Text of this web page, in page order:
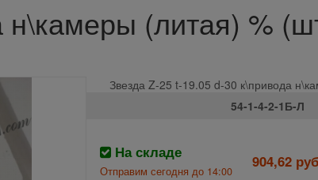
н\камеры (литая) %
Звезда Z-25 t-19.05 d-30 к\привода
54-1-4-2-1Б-Л
На складе
Отправим сегодня до 14:00
904,62 руб